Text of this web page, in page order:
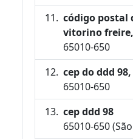
código postal
vitorino
65010-650
cep do ddd
65010-650
cep ddd 98
65010-650